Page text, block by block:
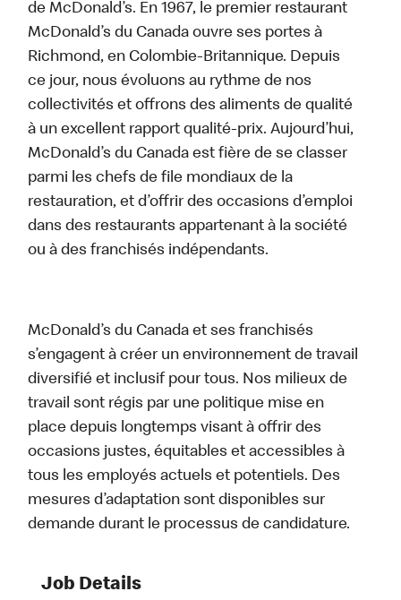
de McDonald’s. En 1967, le premier restaurant
McDonald’s du Canada ouvre ses portes à
Richmond, en Colombie-Britannique. Depuis
ce jour, nous évoluons au rythme de nos
collectivités et offrons des aliments de qualité
à un excellent rapport qualité-prix. Aujourd’hui,
McDonald’s du Canada est fière de se classer
parmi les chefs de file mondiaux de la
restauration, et d’offrir des occasions d’emploi
dans des restaurants appartenant à la société
ou à des franchisés indépendants.
McDonald’s du Canada et ses franchisés
s’engagent à créer un environnement de travail
diversifié et inclusif pour tous. Nos milieux de
travail sont régis par une politique mise en
place depuis longtemps visant à offrir des
occasions justes, équitables et accessibles à
tous les employés actuels et potentiels. Des
mesures d’adaptation sont disponibles sur
demande durant le processus de candidature.
Job Details